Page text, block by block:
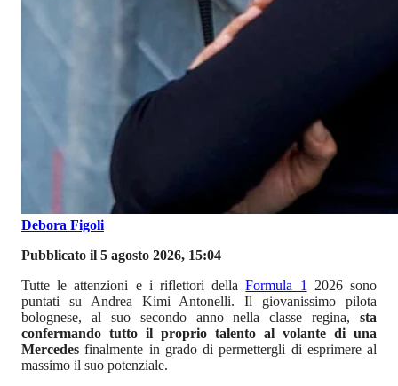
Debora Figoli
Pubblicato il 5 agosto 2026, 15:04
Tutte le attenzioni e i riflettori dellaFormula 1
2026 sono
puntati su Andrea Kimi Antonelli. Il giovanissimo pilota
bolognese, al suo secondo anno nella classe regina, sta
confermando tutto il proprio talento al volante di una
Mercedes finalmente in grado di permettergli di esprimere al
massimo il suo potenziale.